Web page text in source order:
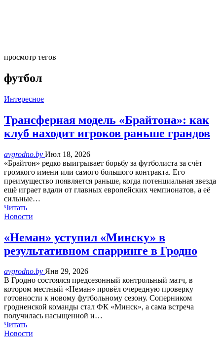
просмотр тегов
футбол
Интересное
Трансферная модель «Брайтона»: как
клуб находит игроков раньше грандов
avgrodno.by Июл 18, 2026
«Брайтон» редко выигрывает борьбу за футболиста за счёт
громкого имени или самого большого контракта. Его
преимущество появляется раньше, когда потенциальная звезда
ещё играет вдали от главных европейских чемпионатов, а её
сильные…
Читать
Новости
«Неман» уступил «Минску» в
результативном спарринге в Гродно
avgrodno.by Янв 29, 2026
В Гродно состоялся предсезонный контрольный матч, в
котором местный «Неман» провёл очередную проверку
готовности к новому футбольному сезону. Соперником
гродненской команды стал ФК «Минск», а сама встреча
получилась насыщенной и…
Читать
Новости